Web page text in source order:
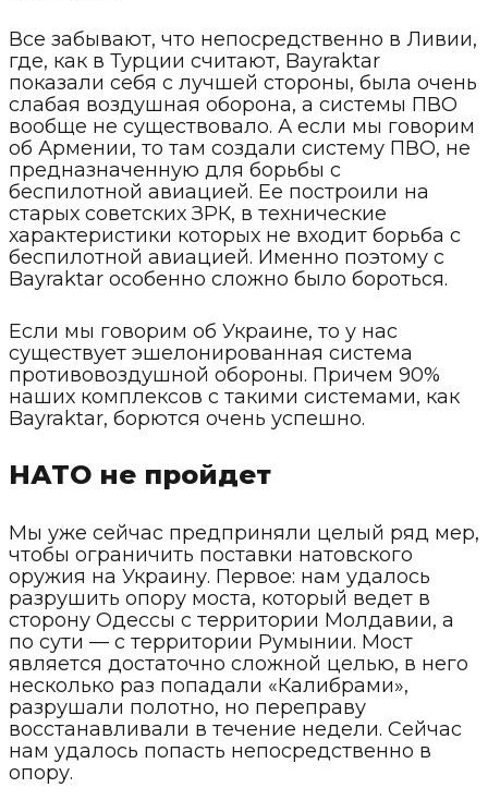
Все забывают, что непосредственно в Ливии,
где, как в Турции считают, Bayraktar
показали себя с лучшей стороны, была очень
слабая воздушная оборона, а системы ПВО
вообще не существовало. А если мы говорим
об Армении, то там создали систему ПВО, не
предназначенную для борьбы с
беспилотной авиацией. Ее построили на
старых советских ЗРК, в технические
характеристики которых не входит борьба с
беспилотной авиацией. Именно поэтому с
Bayraktar особенно сложно было бороться.
Если мы говорим об Украине, то у нас
существует эшелонированная система
противовоздушной обороны. Причем 90%
наших комплексов с такими системами, как
Bayraktar, борются очень успешно.
НАТО не пройдет
Мы уже сейчас предприняли целый ряд мер,
чтобы ограничить поставки натовского
оружия на Украину. Первое: нам удалось
разрушить опору моста, который ведет в
сторону Одессы с территории Молдавии, а
по сути — с территории Румынии. Мост
является достаточно сложной целью, в него
несколько раз попадали «Калибрами»,
разрушали полотно, но переправу
восстанавливали в течение недели. Сейчас
нам удалось попасть непосредственно в
опору.